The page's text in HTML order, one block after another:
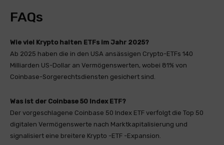
FAQs
Wie viel Krypto halten ETFs im Jahr 2025?
Ab 2025 haben die in den USA ansässigen Crypto-ETFs 140
Milliarden US-Dollar an Vermögenswerten, wobei 81% von
Coinbase-Sorgerechtsdiensten gesichert sind.
Was ist der Coinbase 50 Index ETF?
Der vorgeschlagene Coinbase 50 Index ETF verfolgt die Top 50
digitalen Vermögenswerte nach Marktkapitalisierung und
signalisiert eine breitere Krypto -ETF -Expansion.